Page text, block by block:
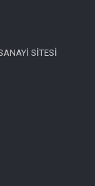
SİTESİ